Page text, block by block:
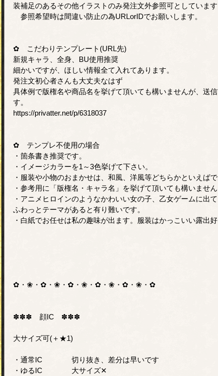
装補足のあるその他イラストのみ発注文外参照可としていま
参照希望時は間違い防止の為URLorIDでお願いします。
✿ こだわりテンプレート(URL先)
新規キャラ、全身、BU使用推奨
細かいですが、ほしい情報全て入れてあります。
発注文初心者さんも大丈夫なはず
具体例で版権名や商品名を挙げて頂いても構いませんが、送
す。
https://privatter.net/p/6318037
✿ テンプレ不使用の場合
・箇条書き推奨です。
・イメージカラーを1～3色挙げて下さい。
・服装や小物のおまかせは、和風、洋風等どちらかといえば
・参考用に「版権名・キャラ名」を挙げて頂いても構いませ
・アニメヒロインのようなかわいい女の子、乙女ゲームに出
ふわっとテーマがあると有り難いです。
・白紙でお任せは私の趣味が出ます。服装はかっこいい露出
✿・❀・✿・❀・✿・❀・✿・❀・✿・❀・✿
✽✽✽ 顔IC ✽✽✽
大サイズ可(＋★1)
・通常IC 切り抜き、差分は早いです
・ゆるIC 大サイズ✕